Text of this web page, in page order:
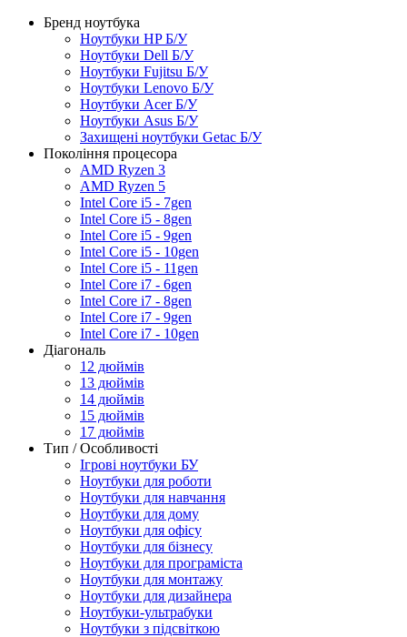
Бренд ноутбука
Ноутбуки HP Б/У
Ноутбуки Dell Б/У
Ноутбуки Fujitsu Б/У
Ноутбуки Lenovo Б/У
Ноутбуки Acer Б/У
Ноутбуки Asus Б/У
Захищені ноутбуки Getac Б/У
Покоління процесора
AMD Ryzen 3
AMD Ryzen 5
Intel Core i5 - 7gen
Intel Core i5 - 8gen
Intel Core i5 - 9gen
Intel Core i5 - 10gen
Intel Core i5 - 11gen
Intel Core i7 - 6gen
Intel Core i7 - 8gen
Intel Core i7 - 9gen
Intel Core i7 - 10gen
Діагональ
12 дюймів
13 дюймів
14 дюймів
15 дюймів
17 дюймів
Тип / Особливості
Ігрові ноутбуки БУ
Ноутбуки для роботи
Ноутбуки для навчання
Ноутбуки для дому
Ноутбуки для офісу
Ноутбуки для бізнесу
Ноутбуки для програміста
Ноутбуки для монтажу
Ноутбуки для дизайнера
Ноутбуки-ультрабуки
Ноутбуки з підсвіткою